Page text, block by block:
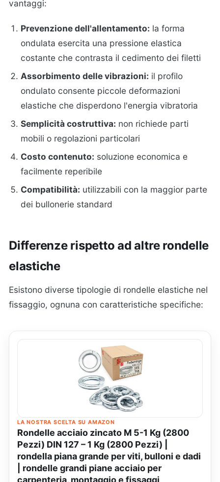
vantaggi:
Prevenzione dell'allentamento: la forma
ondulata esercita una pressione elastica
costante che contrasta il cedimento dei filetti
Assorbimento delle vibrazioni: il profilo
ondulato consente piccole deformazioni
elastiche che disperdono l'energia vibratoria
Semplicità costruttiva: non richiede parti
mobili o regolazioni particolari
Costo contenuto: soluzione economica e
facilmente reperibile
Compatibilità: utilizzabili con la maggior parte
dei bullonerie standard
Differenze rispetto ad altre rondelle
elastiche
Esistono diverse tipologie di rondelle elastiche nel
fissaggio, ognuna con caratteristiche specifiche:
LA NOSTRA SCELTA SU AMAZON
Rondelle acciaio zincato M 5-1 Kg (2800
Pezzi) DIN 127 – 1 Kg (2800 Pezzi) |
rondella piana grande per viti, bulloni e dadi
| rondelle grandi piane acciaio per
carpenteria, montaggio e fissaggi